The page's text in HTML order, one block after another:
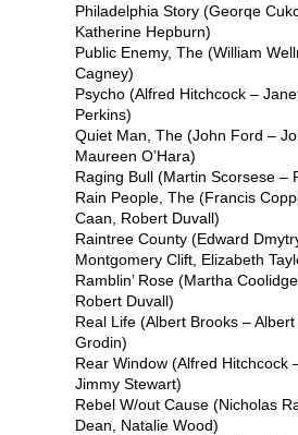
Philadelphia Story (Georqe
Katherine Hepburn)
Public Enemy, The (William
Cagney)
Psycho (Alfred Hitchcock –
Perkins)
Quiet Man, The (John Ford –
Maureen O’Hara)
Raging Bull (Martin Scorsese –
Rain People, The (Francis
Caan, Robert Duvall)
Raintree County (Edward
Montgomery Clift, Elizabeth
Ramblin’ Rose (Martha
Robert Duvall)
Real Life (Albert Brooks –
Grodin)
Rear Window (Alfred Hitchcock
Jimmy Stewart)
Rebel W/out Cause (Nicholas
Dean, Natalie Wood)